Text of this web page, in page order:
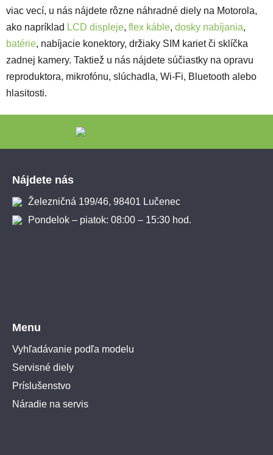
viac vecí, u nás nájdete rôzne náhradné diely na Motorola,
ako napríklad LCD displeje, flex káble, dosky nabíjania,
batérie, nabíjacie konektory, držiaky SIM kariet či sklíčka
zadnej kamery. Taktiež u nás nájdete súčiastky na opravu
reproduktora, mikrofónu, slúchadla, Wi-Fi, Bluetooth alebo
hlasitosti.
Nájdete nás
Železničná 199/46, 98401 Lučenec
Pondelok – piatok: 08:00 – 15:30 hod.
Menu
Vyhľadávanie podľa modelu
Servisné diely
Príslušenstvo
Náradie na servis